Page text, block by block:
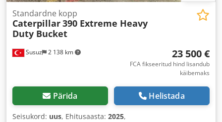
Susuz 2 138 km
Standardne kopp
Caterpillar390 Extreme Heavy
Duty Bucket
23 500 €
FCA fikseeritud hind lisandub
käibemaks
Pärida Helistada
Seisukord: uus, Ehitusaasta: 2025,